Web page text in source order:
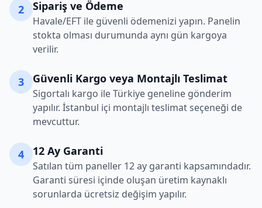
2 Sipariş ve Ödeme
Havale/EFT ile güvenli ödemenizi yapın. Panelin
stokta olması durumunda aynı gün kargoya
verilir.
3 Güvenli Kargo veya Montajlı Teslimat
Sigortalı kargo ile Türkiye geneline gönderim
yapılır. İstanbul içi montajlı teslimat seçeneği de
mevcuttur.
4 12 Ay Garanti
Satılan tüm paneller 12 ay garanti kapsamındadır.
Garanti süresi içinde oluşan üretim kaynaklı
sorunlarda ücretsiz değişim yapılır.